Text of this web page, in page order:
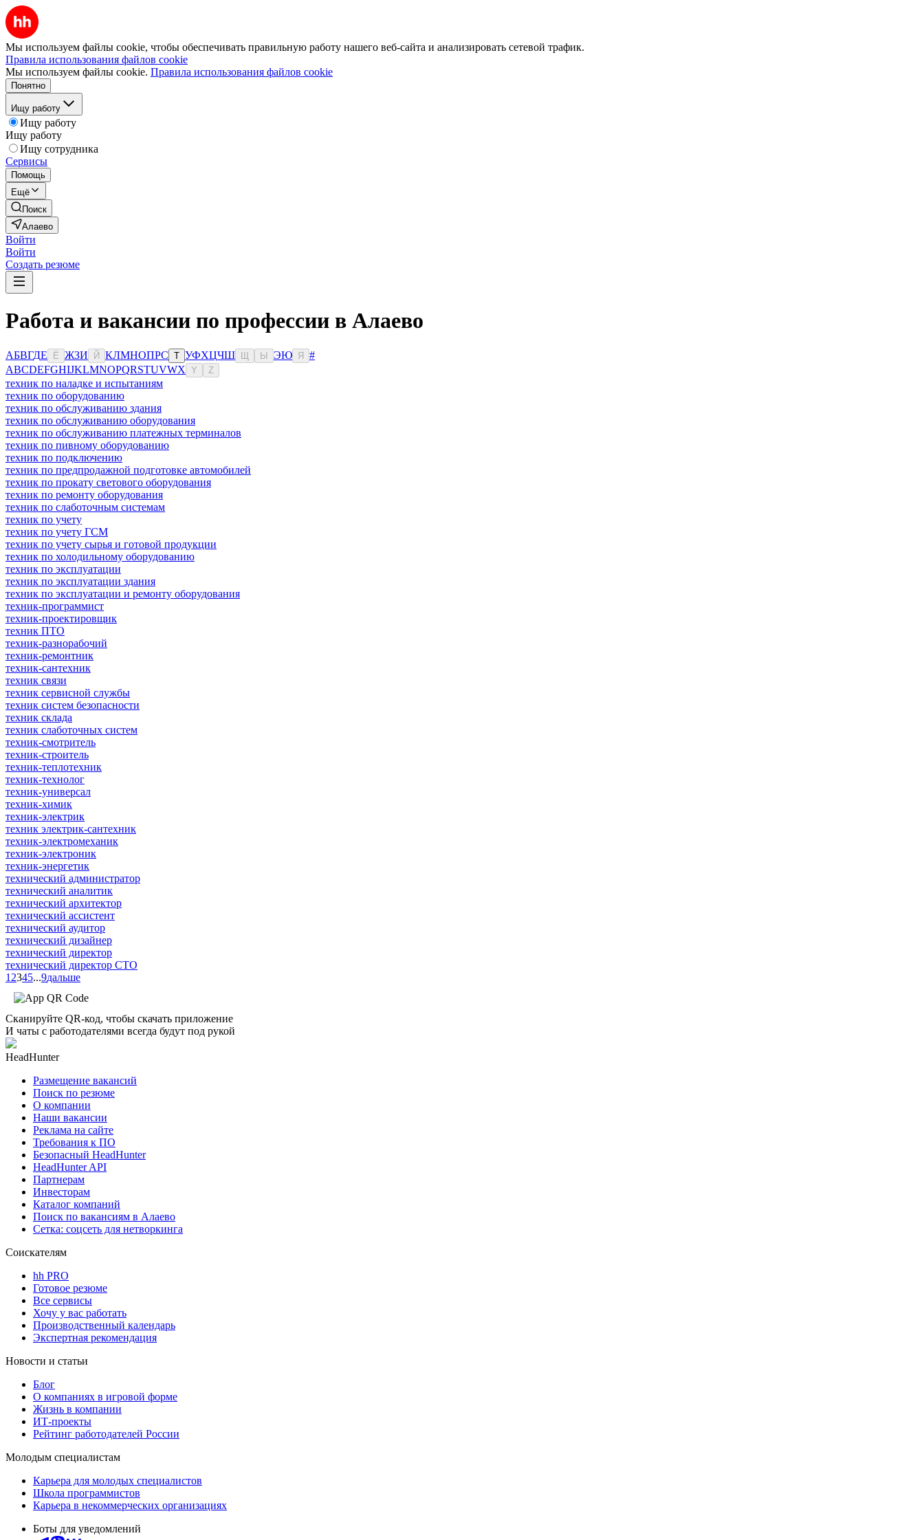
Мы используем файлы cookie, чтобы обеспечивать правильную работу нашего веб-сайта и анализировать сетевой трафик.
Правила использования файлов cookie
Мы используем файлы cookie. Правила использования файлов cookie
Понятно
Ищу работу
Ищу работу
Ищу работу
Ищу сотрудника
Сервисы
Помощь
Ещё
Поиск
Алаево
Войти
Войти
Создать резюме
Работа и вакансии по профессии в Алаево
АБВГДЕ Ё ЖЗИ Й КЛМНОПРС Т УФХЦЧШ Ы ЭЮ Я
#
ABCDEFGHIJKLMNOPQRSTUVWX Y Z
техник по наладке и испытаниям
техник по оборудованию
техник по обслуживанию здания
техник по обслуживанию оборудования
техник по обслуживанию платежных терминалов
техник по пивному оборудованию
техник по подключению
техник по предпродажной подготовке автомобилей
техник по прокату светового оборудования
техник по ремонту оборудования
техник по слаботочным системам
техник по учету
техник по учету ГСМ
техник по учету сырья и готовой продукции
техник по холодильному оборудованию
техник по эксплуатации
техник по эксплуатации здания
техник по эксплуатации и ремонту оборудования
техник-программист
техник-проектировщик
техник ПТО
техник-разнорабочий
техник-ремонтник
техник-сантехник
техник связи
техник сервисной службы
техник систем безопасности
техник склада
техник слаботочных систем
техник-смотритель
техник-строитель
техник-теплотехник
техник-технолог
техник-универсал
техник-химик
техник-электрик
техник электрик-сантехник
техник-электромеханик
техник-электроник
техник-энергетик
технический администратор
технический аналитик
технический архитектор
технический ассистент
технический аудитор
технический дизайнер
технический директор
технический директор CTO
1 2345...9дальше
Сканируйте QR-код, чтобы скачать приложение
И чаты с работодателями всегда будут под рукой
HeadHunter
Размещение вакансий
Поиск по резюме
О компании
Наши вакансии
Реклама на сайте
Требования к ПО
Безопасный HeadHunter
HeadHunter API
Партнерам
Инвесторам
Каталог компаний
Поиск по вакансиям в Алаево
Сетка: соцсеть для нетворкинга
Соискателям
hh PRO
Готовое резюме
Все сервисы
Хочу у вас работать
Производственный календарь
Экспертная рекомендация
Новости и статьи
Блог
О компаниях в игровой форме
Жизнь в компании
ИТ-проекты
Рейтинг работодателей России
Молодым специалистам
Карьера для молодых специалистов
Школа программистов
Карьера в некоммерческих организациях
Боты для уведомлений